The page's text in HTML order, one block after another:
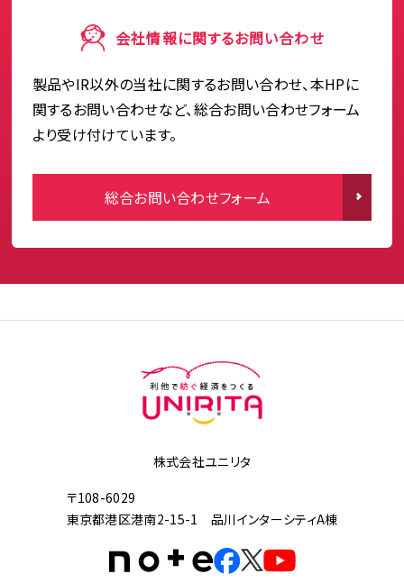
会社情報に関するお問い合わせ
製品やIR以外の当社に関するお問い合わせ、本HPに
関するお問い合わせなど、総合お問い合わせフォーム
より受け付けています。
総合お問い合わせフォーム
株式会社ユニリタ
〒108-6029
東京都港区港南2-15-1 品川インターシティA棟